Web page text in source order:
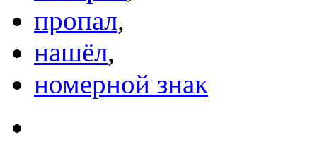
пропал,
нашёл,
номерной знак